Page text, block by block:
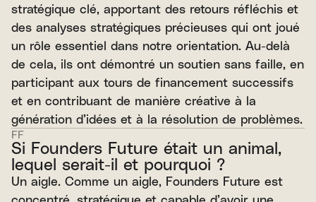
stratégique clé, apportant des retours réfléchis et
des analyses stratégiques précieuses qui ont joué
un rôle essentiel dans notre orientation. Au-delà
de cela, ils ont démontré un soutien sans faille, en
participant aux tours de financement successifs
et en contribuant de manière créative à la
génération d’idées et à la résolution de problèmes.
FF
Si Founders Future était un animal,
lequel serait-il et pourquoi ?
Un aigle. Comme un aigle, Founders Future est
concentré, stratégique et capable d’avoir une